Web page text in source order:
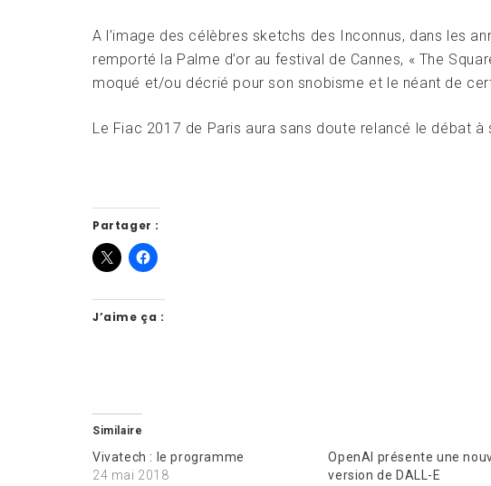
A l’image des célèbres sketchs des Inconnus, dans les
remporté la Palme d’or au festival de Cannes, « The
moqué et/ou décrié pour son snobisme et le néant de
Le Fiac 2017 de Paris aura sans doute relancé le débat à
Partager :
J’aime ça :
Similaire
Vivatech : le programme
24 mai 2018
OpenAI présente une
version de DALL-E